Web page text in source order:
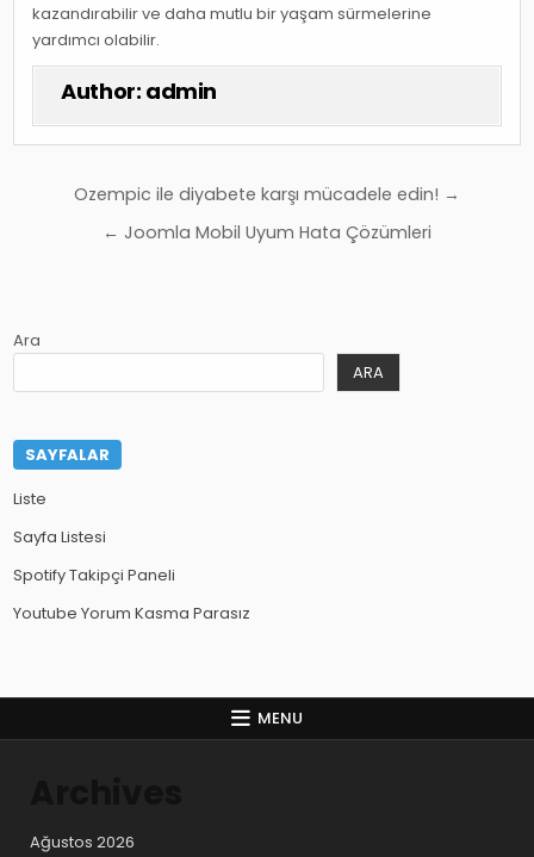
kazandırabilir ve daha mutlu bir yaşam sürmelerine
yardımcı olabilir.
Author: admin
Yazı
gezinmesi
Ozempic ile diyabete karşı mücadele edin! →
← Joomla Mobil Uyum Hata Çözümleri
Ara
ARA
SAYFALAR
Liste
Sayfa Listesi
Spotify Takipçi Paneli
Youtube Yorum Kasma Parasız
MENU
Ağustos 2026